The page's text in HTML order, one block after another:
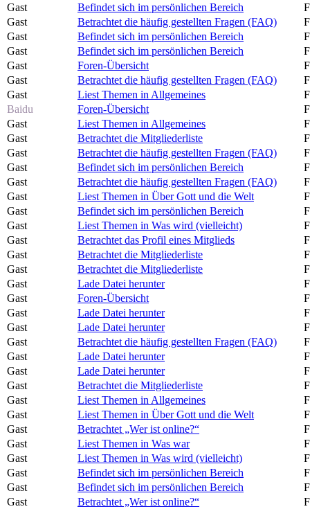
Gast
Befindet sich im persönlichen Bereich
Gast
Betrachtet die häufig gestellten Fragen (FAQ)
Gast
Befindet sich im persönlichen Bereich
Gast
Befindet sich im persönlichen Bereich
Gast
Foren-Übersicht
Gast
Betrachtet die häufig gestellten Fragen (FAQ)
Gast
Liest Themen in Allgemeines
Baidu
Foren-Übersicht
Gast
Liest Themen in Allgemeines
Gast
Betrachtet die Mitgliederliste
Gast
Betrachtet die häufig gestellten Fragen (FAQ)
Gast
Befindet sich im persönlichen Bereich
Gast
Betrachtet die häufig gestellten Fragen (FAQ)
Gast
Liest Themen in Über Gott und die Welt
Gast
Befindet sich im persönlichen Bereich
Gast
Liest Themen in Was wird (vielleicht)
Gast
Betrachtet das Profil eines Mitglieds
Gast
Betrachtet die Mitgliederliste
Gast
Betrachtet die Mitgliederliste
Gast
Lade Datei herunter
Gast
Foren-Übersicht
Gast
Lade Datei herunter
Gast
Lade Datei herunter
Gast
Betrachtet die häufig gestellten Fragen (FAQ)
Gast
Lade Datei herunter
Gast
Lade Datei herunter
Gast
Betrachtet die Mitgliederliste
Gast
Liest Themen in Allgemeines
Gast
Liest Themen in Über Gott und die Welt
Gast
Betrachtet „Wer ist online?“
Gast
Liest Themen in Was war
Gast
Liest Themen in Was wird (vielleicht)
Gast
Befindet sich im persönlichen Bereich
Gast
Befindet sich im persönlichen Bereich
Gast
Betrachtet „Wer ist online?“